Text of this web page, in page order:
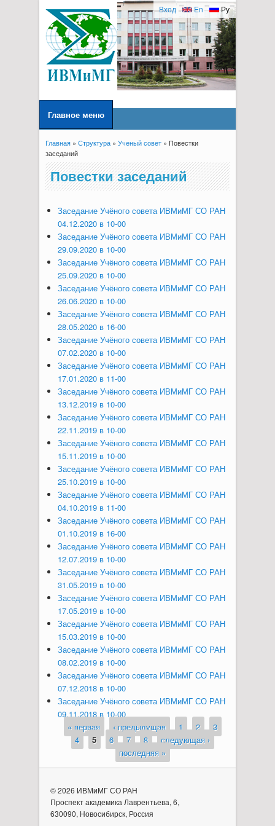
Ру
En
Вход
Главное меню
Вы здесь
Главная» Структура» Ученый совет» Повестки
заседаний
Повестки заседаний
Заседание Учёного совета ИВМиМГ СО РАН
04.12.2020 в 10-00
Заседание Учёного совета ИВМиМГ СО РАН
29.09.2020 в 10-00
Заседание Учёного совета ИВМиМГ СО РАН
25.09.2020 в 10-00
Заседание Учёного совета ИВМиМГ СО РАН
26.06.2020 в 10-00
Заседание Учёного совета ИВМиМГ СО РАН
28.05.2020 в 16-00
Заседание Учёного совета ИВМиМГ СО РАН
07.02.2020 в 10-00
Заседание Учёного совета ИВМиМГ СО РАН
17.01.2020 в 11-00
Заседание Учёного совета ИВМиМГ СО РАН
13.12.2019 в 10-00
Заседание Учёного совета ИВМиМГ СО РАН
22.11.2019 в 10-00
Заседание Учёного совета ИВМиМГ СО РАН
15.11.2019 в 10-00
Заседание Учёного совета ИВМиМГ СО РАН
25.10.2019 в 10-00
Заседание Учёного совета ИВМиМГ СО РАН
04.10.2019 в 11-00
Заседание Учёного совета ИВМиМГ СО РАН
01.10.2019 в 16-00
Заседание Учёного совета ИВМиМГ СО РАН
12.07.2019 в 10-00
Заседание Учёного совета ИВМиМГ СО РАН
31.05.2019 в 10-00
Заседание Учёного совета ИВМиМГ СО РАН
17.05.2019 в 10-00
Заседание Учёного совета ИВМиМГ СО РАН
15.03.2019 в 10-00
Заседание Учёного совета ИВМиМГ СО РАН
08.02.2019 в 10-00
Заседание Учёного совета ИВМиМГ СО РАН
07.12.2018 в 10-00
Заседание Учёного совета ИВМиМГ СО РАН
09.11.2018 в 10-00
Страницы
« первая ‹ предыдущая 1 2
3
4
5 6 7 8
следующая ›
последняя »
© 2026 ИВМиМГ СО РАН
Проспект академика Лаврентьева, 6,
630090, Новосибирск, Россия